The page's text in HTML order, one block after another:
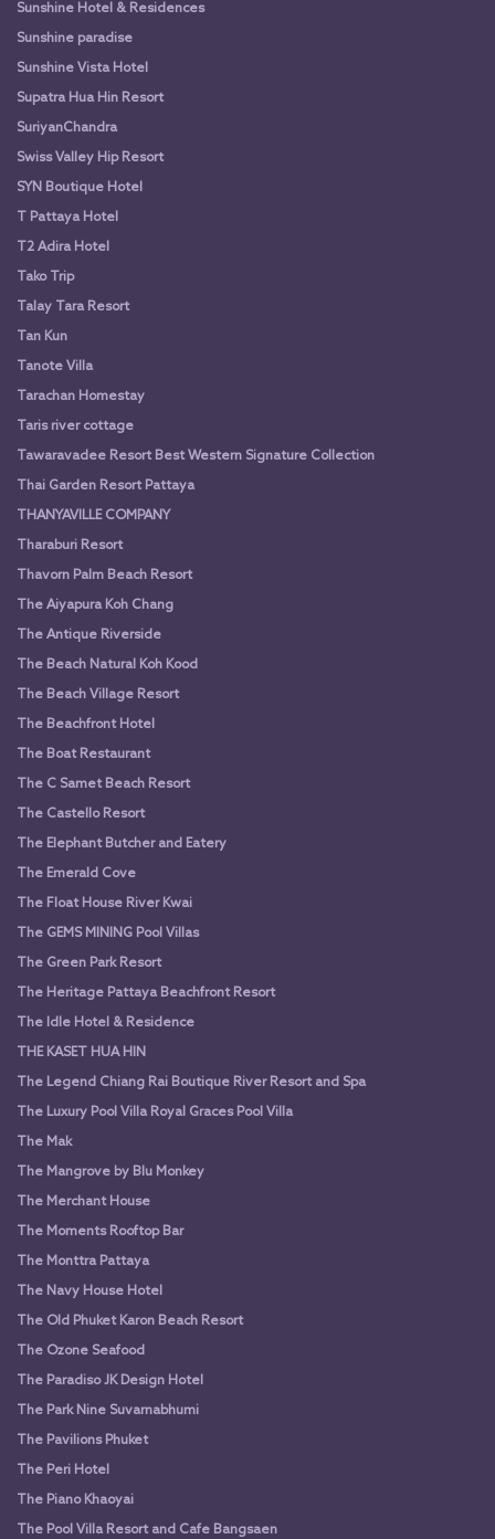
Sunshine Hotel & Residences
Sunshine paradise
Sunshine Vista Hotel
Supatra Hua Hin Resort
SuriyanChandra
Swiss Valley Hip Resort
SYN Boutique Hotel
T Pattaya Hotel
T2 Adira Hotel
Tako Trip
Talay Tara Resort
Tan Kun
Tanote Villa
Tarachan Homestay
Taris river cottage
Tawaravadee Resort Best Western Signature Collection
Thai Garden Resort Pattaya
THANYAVILLE COMPANY
Tharaburi Resort
Thavorn Palm Beach Resort
The Aiyapura Koh Chang
The Antique Riverside
The Beach Natural Koh Kood
The Beach Village Resort
The Beachfront Hotel
The Boat Restaurant
The C Samet Beach Resort
The Castello Resort
The Elephant Butcher and Eatery
The Emerald Cove
The Float House River Kwai
The GEMS MINING Pool Villas
The Green Park Resort
The Heritage Pattaya Beachfront Resort
The Idle Hotel & Residence
THE KASET HUA HIN
The Legend Chiang Rai Boutique River Resort and Spa
The Luxury Pool Villa Royal Graces Pool Villa
The Mak
The Mangrove by Blu Monkey
The Merchant House
The Moments Rooftop Bar
The Monttra Pattaya
The Navy House Hotel
The Old Phuket Karon Beach Resort
The Ozone Seafood
The Paradiso JK Design Hotel
The Park Nine Suvarnabhumi
The Pavilions Phuket
The Peri Hotel
The Piano Khaoyai
The Pool Villa Resort and Cafe Bangsaen